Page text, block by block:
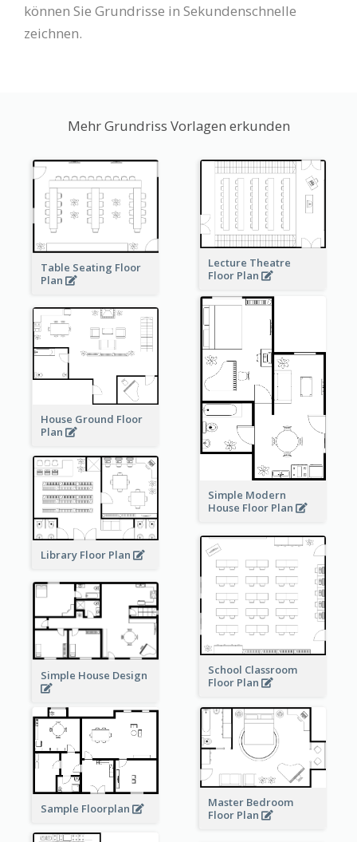
können Sie Grundrisse in Sekundenschnelle
zeichnen.
Mehr Grundriss Vorlagen erkunden
Table Seating Floor
Plan
Lecture Theatre
Floor Plan
Simple Modern
House Floor Plan
House Ground Floor
Plan
Library Floor Plan
School Classroom
Floor Plan
Simple House Design
Sample Floorplan
Master Bedroom
Floor Plan